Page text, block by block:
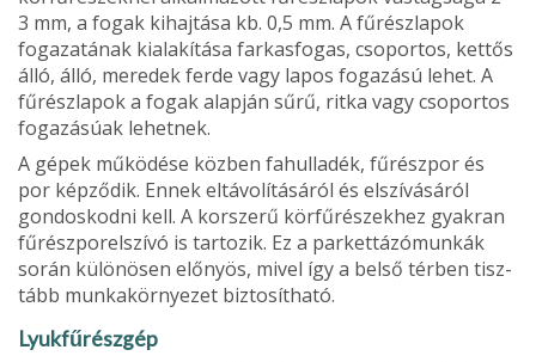
3 mm, a fogak kihajtása kb. 0,5 mm. A fűrészlapok
fogazatá­nak kialakítása farkasfogas, csoportos, kettős
álló, álló, meredek ferde vagy lapos fogazású lehet. A
fűrészlapok a fogak alapján sűrű, ritka vagy csoportos
fogazásúak lehetnek.
A gépek működése közben fahulladék, fűrész­por és
por képződik. Ennek eltávolításáról és elszívásáról
gondoskodni kell. A korszerű körfűrészekhez gyakran
fűrészporelszívó is tartozik. Ez a parkettázómunkák
során külö­nösen előnyös, mivel így a belső térben tisz­
tább munkakörnyezet biztosítható.
Lyukfűrészgép